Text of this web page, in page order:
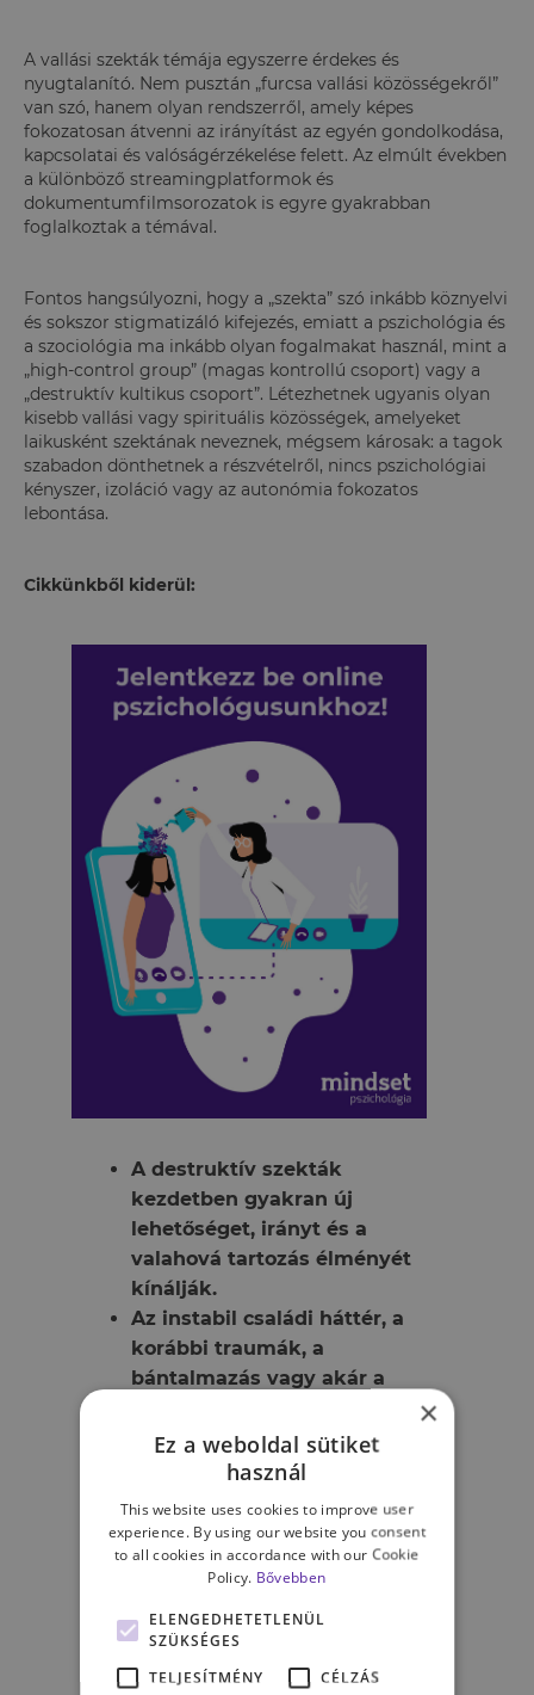
A vallási szekták témája egyszerre érdekes és
nyugtalanító. Nem pusztán „furcsa vallási közösségekről”
van szó, hanem olyan rendszerről, amely képes
fokozatosan átvenni az irányítást az egyén gondolkodása,
kapcsolatai és valóságérzékelése felett. Az elmúlt években
a különböző streamingplatformok és
dokumentumfilmsorozatok is egyre gyakrabban
foglalkoztak a témával.
Fontos hangsúlyozni, hogy a „szekta” szó inkább köznyelvi
és sokszor stigmatizáló kifejezés, emiatt a pszichológia és
a szociológia ma inkább olyan fogalmakat használ, mint a
„high-control group” (magas kontrollú csoport) vagy a
„destruktív kultikus csoport”. Létezhetnek ugyanis olyan
kisebb vallási vagy spirituális közösségek, amelyeket
laikusként szektának neveznek, mégsem károsak: a tagok
szabadon dönthetnek a részvételről, nincs pszichológiai
kényszer, izoláció vagy az autonómia fokozatos
lebontása.
Cikkünkből kiderül:
A destruktív szekták
kezdetben gyakran új
lehetőséget, irányt és a
valahová tartozás élményét
kínálják.
Az instabil családi háttér, a
korábbi traumák, a
bántalmazás vagy akár a
sérülékenységi tényezők
lehetnek, amelyek
hogy valaki fogékonyabbá
váljon egy ilyen közösség
Az egyén korábbi identitása
fokozatosan háttérbe szorul,
miközben a közösség
×
Ez a weboldal sütiket
használ
This website uses cookies to improve user
experience. By using our website you consent
to all cookies in accordance with our Cookie
Policy. Bővebben
ELENGEDHETETLENÜL
SZÜKSÉGES
TELJESÍTMÉNY
CÉLZÁS